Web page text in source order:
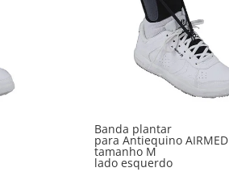
Banda plantar
para Antiequino AIRMED
tamanho M
lado esquerdo